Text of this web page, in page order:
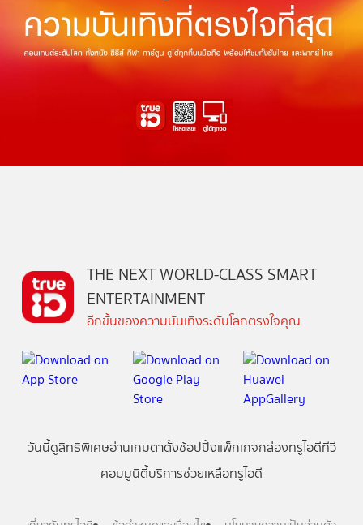
THE NEXT WORLD-CLASS SMART
ENTERTAINMENT
อีกขั้นของความบันเทิงระดับโลกตรงใจคุณ
วันนี้ดูสิทธิพิเศษอ่านเกมตาตั้งช้อปปิ้งแพ็กเกจกล่องทรูไอดีทีวี
คอมมูนิตี้บริการช่วยเหลือทรูไอดี